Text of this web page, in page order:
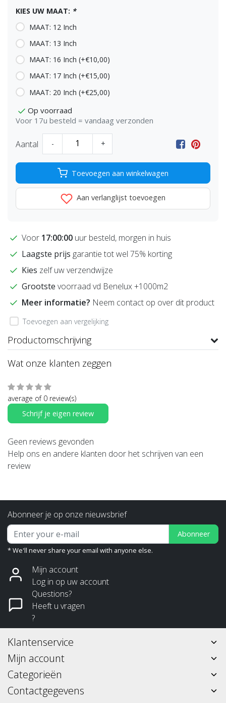
KIES UW MAAT: *
MAAT: 12 Inch
MAAT: 13 Inch
MAAT: 16 Inch (+€10,00)
MAAT: 17 Inch (+€15,00)
MAAT: 20 Inch (+€25,00)
Op voorraad
Voor 17u besteld = vandaag verzonden
Aantal - +
Toevoegen aan winkelwagen
Aan verlanglijst toevoegen
Voor 17:00:00 uur besteld, morgen in huis
Laagste prijs garantie tot wel 75% korting
Kies zelf uw verzendwijze
Grootste voorraad vd Benelux +1000m2
Meer informatie? Neem contact op over dit product
Toevoegen aan vergelijking
Productomschrijving
Wat onze klanten zeggen
average of 0 review(s)
Schrijf je eigen review
Geen reviews gevonden
Help ons en andere klanten door het schrijven van een
review
Abonneer je op onze nieuwsbrief
Abonneer
* We'll never share your email with anyone else.
Mijn account
Log in op uw account
Questions?
Heeft u vragen
?
Klantenservice
Mijn account
Categorieën
Contactgegevens